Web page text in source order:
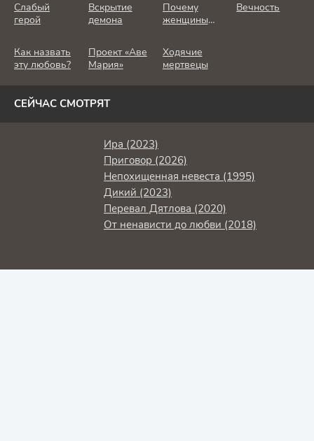
Слабый
герой
Вскрытие
демона
Почему
женщины
Вечность
Как назвать
эту любовь?
Проект «Аве
Мария»
Ходячие
мертвецы
СЕЙЧАС СМОТРЯТ
Ира (2023)
Приговор (2026)
Непохищенная невеста (1995)
Дикий (2023)
Перевал Дятлова (2020)
От ненависти до любви (2018)